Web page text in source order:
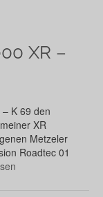
XR –
K 69 den
XR
Metzeler
Roadtec 01